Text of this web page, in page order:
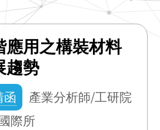
應用之構裝材料
趨勢
函
產業分析師/工研院
際所